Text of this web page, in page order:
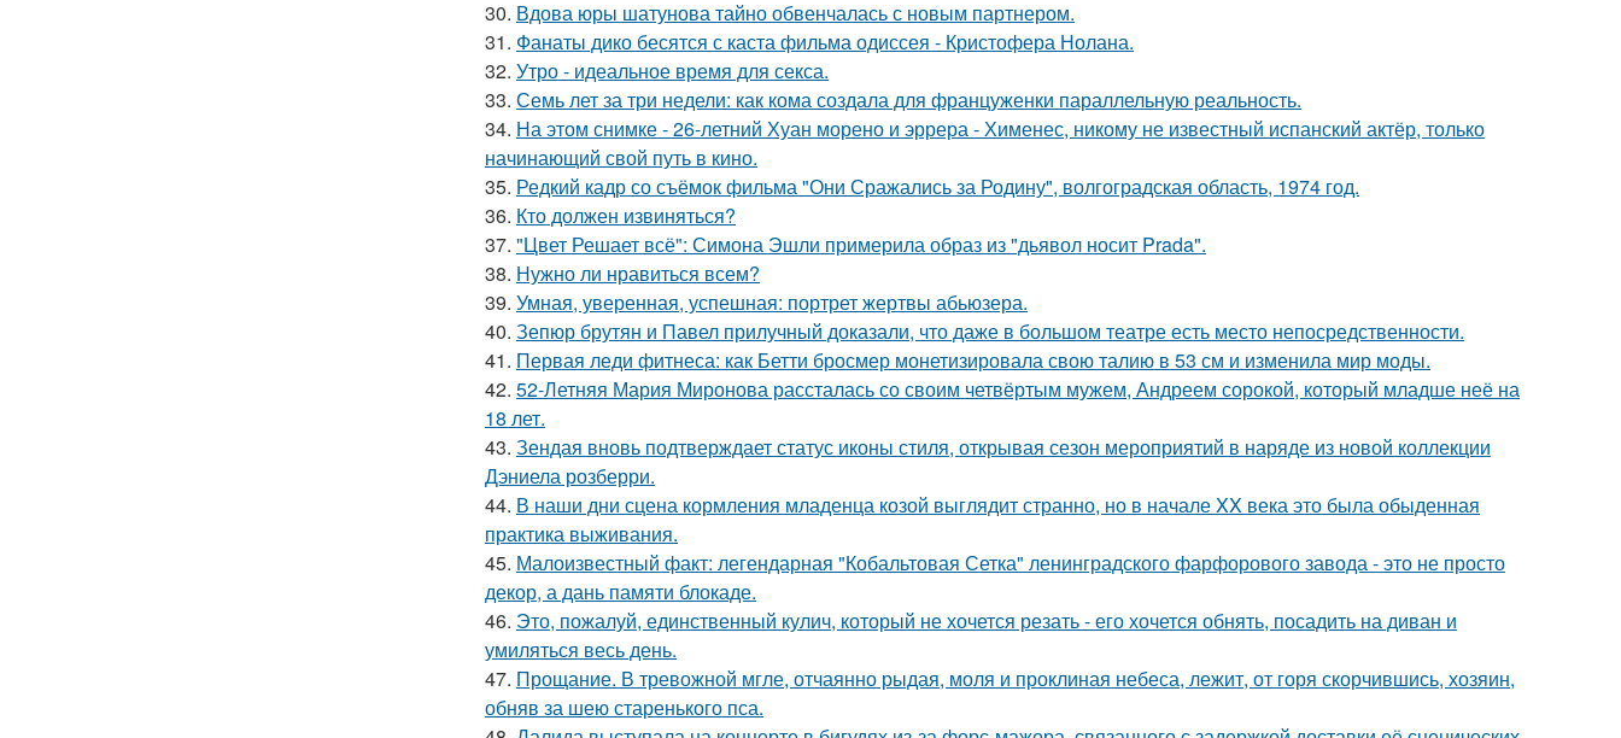
30. Вдова юры шатунова тайно обвенчалась с новым партнером.
31. Фанаты дико бесятся с каста фильма одиссея - Кристофера Нолана.
32. Утро - идеальное время для секса.
33. Семь лет за три недели: как кома создала для француженки параллельную реальность.
34. На этом снимке - 26-летний Хуан морено и эррера - Хименес, никому не известный испанский актёр, только
начинающий свой путь в кино.
35. Редкий кадр со съёмок фильма "Они Сражались за Родину", волгоградская область, 1974 год.
36. Кто должен извиняться?
37. "Цвет Решает всё": Симона Эшли примерила образ из "дьявол носит Prada".
38. Нужно ли нравиться всем?
39. Умная, уверенная, успешная: портрет жертвы абьюзера.
40. Зепюр брутян и Павел прилучный доказали, что даже в большом театре есть место непосредственности.
41. Первая леди фитнеса: как Бетти бросмер монетизировала свою талию в 53 см и изменила мир моды.
42. 52-Летняя Мария Миронова рассталась со своим четвёртым мужем, Андреем сорокой, который младше неё на
18 лет.
43. Зендая вновь подтверждает статус иконы стиля, открывая сезон мероприятий в наряде из новой коллекции
Дэниела розберри.
44. В наши дни сцена кормления младенца козой выглядит странно, но в начале XX века это была обыденная
практика выживания.
45. Малоизвестный факт: легендарная "Кобальтовая Сетка" ленинградского фарфорового завода - это не просто
декор, а дань памяти блокаде.
46. Это, пожалуй, единственный кулич, который не хочется резать - его хочется обнять, посадить на диван и
умиляться весь день.
47. Прощание. В тревожной мгле, отчаянно рыдая, моля и проклиная небеса, лежит, от горя скорчившись, хозяин,
обняв за шею старенького пса.